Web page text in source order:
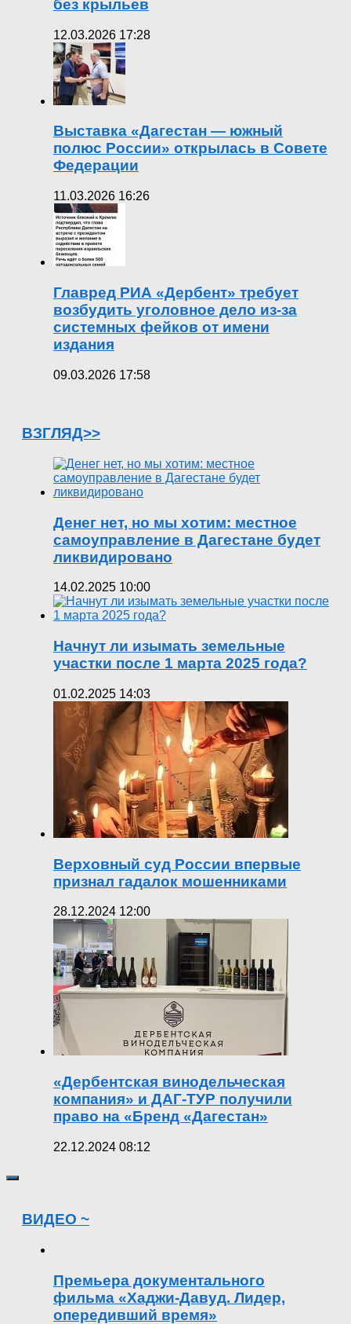
без крыльев
12.03.2026 17:28
Выставка «Дагестан — южный
полюс России» открылась в Совете
Федерации
11.03.2026 16:26
Главред РИА «Дербент» требует
возбудить уголовное дело из-за
системных фейков от имени
издания
09.03.2026 17:58
ВЗГЛЯД>>
Денег нет, но мы хотим: местное
самоуправление в Дагестане будет
ликвидировано
14.02.2025 10:00
Начнут ли изымать земельные
участки после 1 марта 2025 года?
01.02.2025 14:03
Верховный суд России впервые
признал гадалок мошенниками
28.12.2024 12:00
«Дербентская винодельческая
компания» и ДАГ-ТУР получили
право на «Бренд «Дагестан»
22.12.2024 08:12
ВИДЕО ~
Премьера документального
фильма «Хаджи-Давуд. Лидер,
опередивший время»